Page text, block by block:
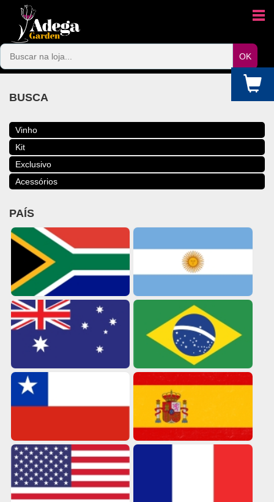
BUSCA
Vinho
Kit
Exclusivo
Acessórios
PAÍS